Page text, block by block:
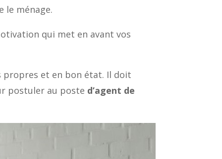
le ménage.
qui met en avant vos
propres et en bon état. Il doit
postuler au poste d’agent de